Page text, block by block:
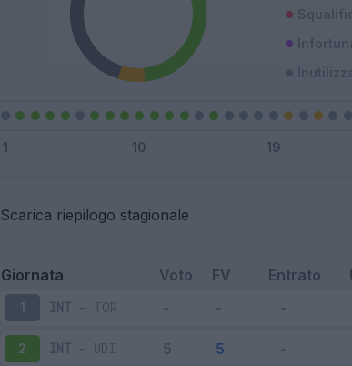
Scarica riepilogo stagionale
Giornata Voto FV Entrato
1 INT - TOR
2 INT - UDI